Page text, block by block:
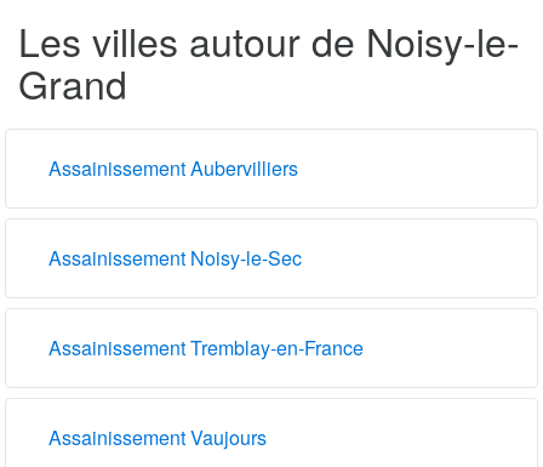
Les villes autour de Noisy-le-
Grand
Assainissement Aubervilliers
Assainissement Noisy-le-Sec
Assainissement Tremblay-en-France
Assainissement Vaujours